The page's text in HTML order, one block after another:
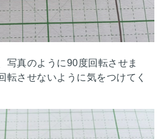
写真のように90度回転させま
転させないように気をつけてく